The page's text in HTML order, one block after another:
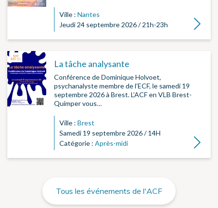
Ville : Nantes
Jeudi 24 septembre 2026 / 21h-23h
Lire la
La tâche analysante
Conférence de Dominique Holvoet,
psychanalyste membre de l’ECF, le samedi 19
septembre 2026 à Brest. L’ACF en VLB Brest-
Quimper vous…
Ville : Brest
Samedi 19 septembre 2026 / 14H
Catégorie : Après-midi Lire la
Tous les événements de l'ACF